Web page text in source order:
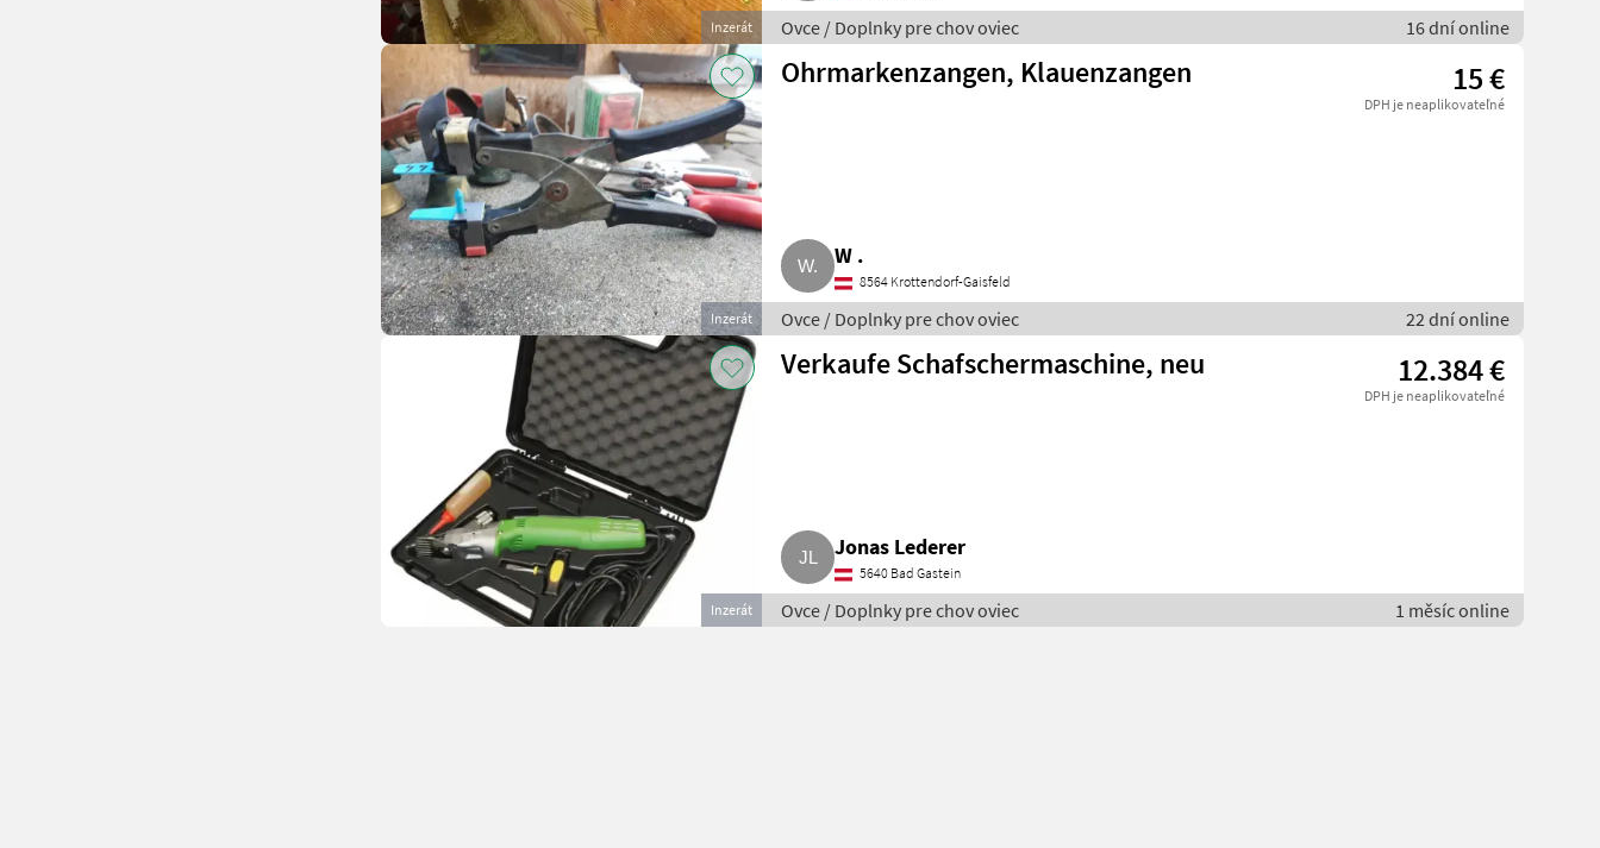
Inzerát Ovce / Doplnky pre chov oviec 16 dní online
Inzerát
Ohrmarkenzangen, Klauenzangen 15 €
DPH je neaplikovateľné
W .
8564 Krottendorf-Gaisfeld
Ovce / Doplnky pre chov oviec 22 dní online
Inzerát
Verkaufe Schafschermaschine, neu 12.384 €
DPH je neaplikovateľné
Jonas Lederer
5640 Bad Gastein
Ovce / Doplnky pre chov oviec 1 měsíc online